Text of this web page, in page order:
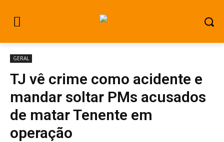
GERAL
TJ vê crime como acidente e
mandar soltar PMs acusados
de matar Tenente em
operação